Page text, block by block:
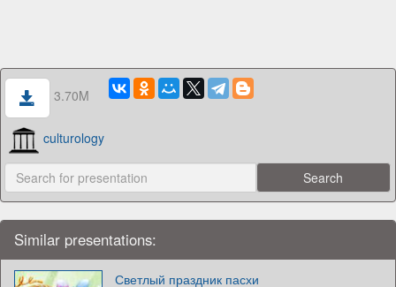
3.70M
culturology
Similar presentations:
Светлый праздник пасхи